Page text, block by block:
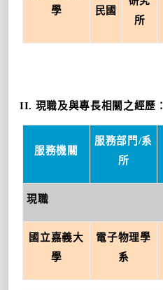
學
民國
所
II. 現職及與專長相關之經歷：
服務機關
服務部門/系
所
現職
國立嘉義大
學
電子物理學
系